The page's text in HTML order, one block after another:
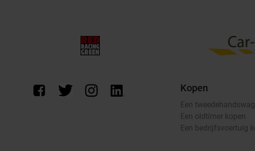
Kopen
Een
Een oldtimer kopen
Een bedrijfsvoertuig